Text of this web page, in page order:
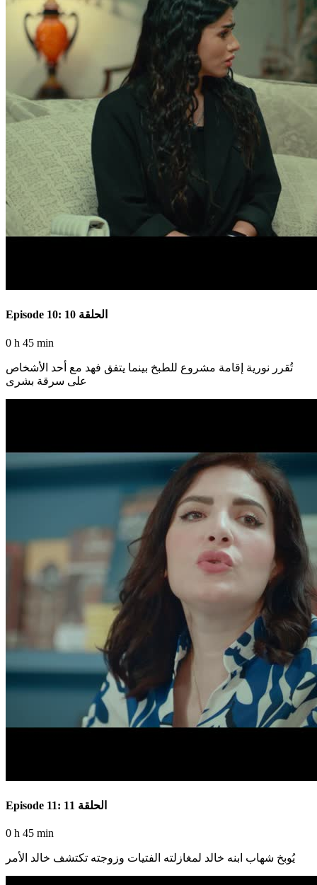
Episode 10: الحلقة 10
0 h 45 min
تُقرر نورية إقامة مشروع للطبخ بينما يتفق فهد مع أحد الأشخاص
على سرقة بشرى
Episode 11: الحلقة 11
0 h 45 min
يُوبخ شهاب ابنه خالد لمغازلته الفتيات وزوجته تكتشف خالد الأمر